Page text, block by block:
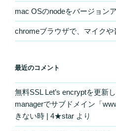
mac OSのnodeをバージョン
chromeブラウザで、マイク
最近のコメント
無料SSL Let’s encryptを更新
managerでサブドメイン「
きない時 | 4★star より